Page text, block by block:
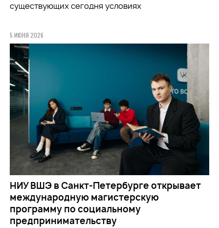
существующих сегодня условиях
5 ИЮНЯ 2026
НИУ ВШЭ в Санкт-Петербурге открывает
международную магистерскую
программу по социальному
предпринимательству